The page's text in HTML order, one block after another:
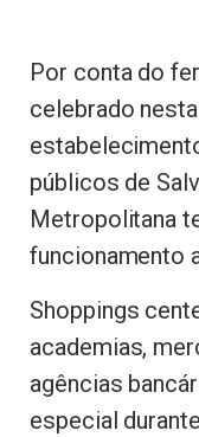
Por conta do
celebrado
públicos de
Metropolitana
funcionamento
Shoppings
academias,
agências
especial